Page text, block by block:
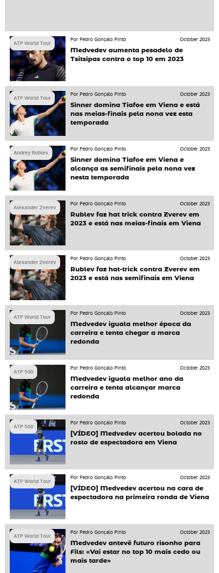
ATP World Tour
Por Pedro Gonçalo Pinto
October 2023
Medvedev aumenta pesadelo de
Tsitsipas contra o top 10 em 2023
ATP World Tour
Por Pedro Gonçalo Pinto
October 2023
Sinner domina Tiafoe em Viena e está
nas meias-finais pela nona vez esta
temporada
Andrey Rublev
Por Pedro Gonçalo Pinto
October 2023
Sinner domina Tiafoe em Viena e
alcança as semifinais pela nona vez
nesta temporada
Alexander Zverev
Por Pedro Gonçalo Pinto
October 2023
Rublev faz hat trick contra Zverev em
2023 e está nas meias-finais em Viena
Alexander Zverev
Por Pedro Gonçalo Pinto
October 2023
Rublev faz hat-trick contra Zverev em
2023 e está nas semifinais em Viena
ATP World Tour
Por Pedro Gonçalo Pinto
October 2023
Medvedev iguala melhor época da
carreira e tenta chegar a marca
redonda
ATP 500
Por Pedro Gonçalo Pinto
October 2023
Medvedev iguala melhor ano da
carreira e tenta alcançar marca
redonda
ATP 500
Por Pedro Gonçalo Pinto
October 2023
[VÍDEO] Medvedev acertou bolada no
rosto de espectadora em Viena
ATP World Tour
Por Pedro Gonçalo Pinto
October 2023
[VÍDEO] Medvedev acertou na cara de
espectadora na primeira ronda de Viena
ATP World Tour
Por Pedro Gonçalo Pinto
October 2023
Medvedev antevê futuro risonho para
Fils: «Vai estar no top 10 mais cedo ou
mais tarde»